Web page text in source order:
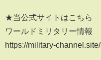
★当公式サイトはこちら
ワールドミリタリー情報
https://military-channel.site/